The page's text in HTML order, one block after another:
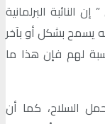
البرلمانية
يسمح بشكل أو بآخر
لهم فإن هذا ما
السلاح، كما أن